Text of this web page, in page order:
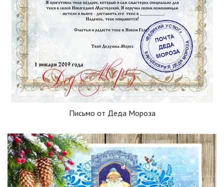
Письмо от Деда Мороза